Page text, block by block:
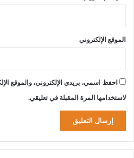
الموقع الإلكتروني
احفظ اسمي، بريدي الإلكتروني، والموقع
لاستخدامها المرة المقبلة في تعليقي.